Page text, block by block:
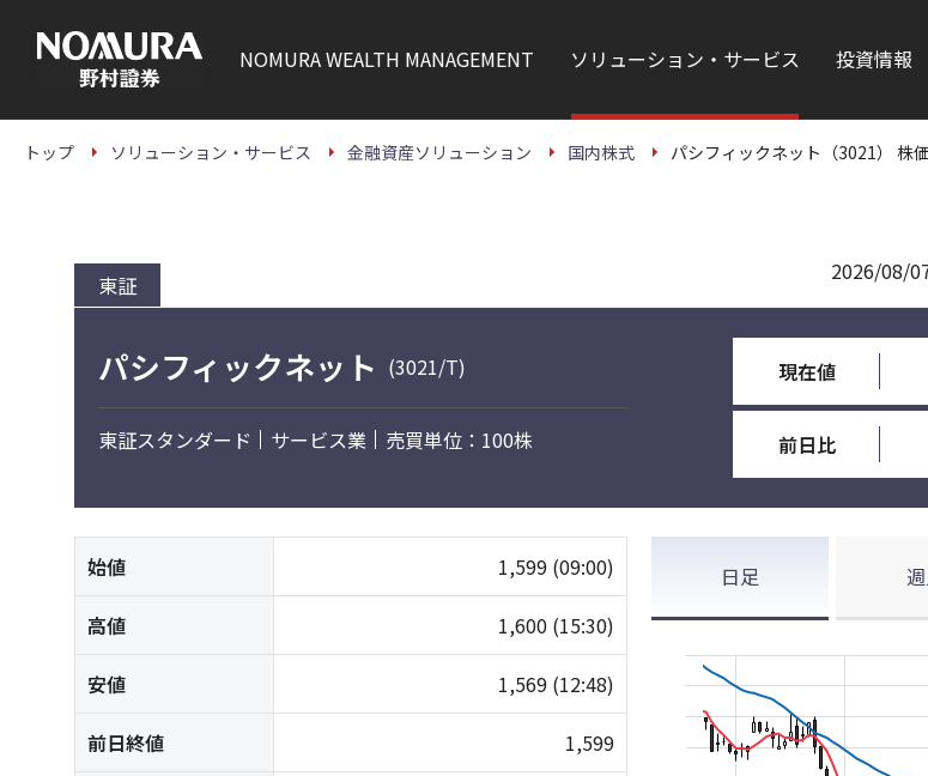
本
NOMURAWEALTH MANAGEMENT ソリューション・サービス 投資情報
トップ ソリューション・サービス 金融資産ソリューション 国内株式 パシフィックネット（3021） 株価
東証 2026/08/
パシフィックネット (3021/T)
東証スタンダード サービス業 売買単位：100株
現在値
前日比
始値 1,599 (09:00)
高値 1,600 (15:30)
安値 1,569 (12:48)
前日終値 1,599
日足